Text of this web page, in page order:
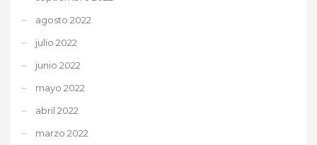
agosto 2022
julio 2022
junio 2022
mayo 2022
abril 2022
marzo 2022